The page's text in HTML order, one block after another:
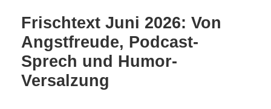
Frischtext Juni 2026: Von
Angstfreude, Podcast-
Sprech und Humor-
Versalzung